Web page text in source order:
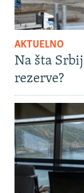
AKTUELNO
Na šta
rezerve?